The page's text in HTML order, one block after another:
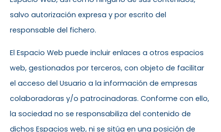
salvo autorización expresa y por escrito del
responsable del fichero.
El Espacio Web puede incluir enlaces a otros espacios
web, gestionados por terceros, con objeto de facilitar
el acceso del Usuario a la información de empresas
colaboradoras y/o patrocinadoras. Conforme con ello,
la sociedad no se responsabiliza del contenido de
dichos Espacios web, ni se sitúa en una posición de